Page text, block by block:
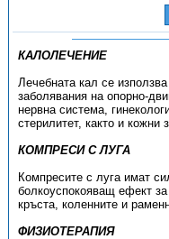
КАЛОЛЕЧЕНИЕ
Лечебната кал се
заболявания на опорно-
нервна система,
стерилитет, както и кожни
КОМПРЕСИ С ЛУГА
Компресите с луга имат
болкоуспокояващ ефект
кръста, коленните и
ФИЗИОТЕРАПИЯ